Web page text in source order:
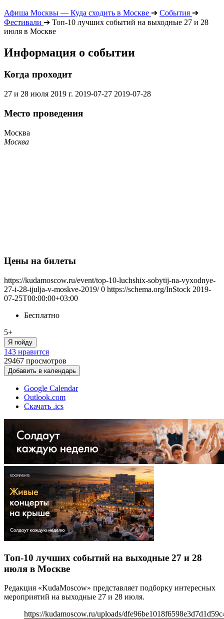
Афиша Москвы — Куда сходить в Москве ➔ События ➔
Фестивали ➔ Топ-10 лучших событий на выходные 27 и 28
июля в Москве
Информация о событии
Когда проходит
27 и 28 июля 2019 г. 2019-07-27 2019-07-28
Место проведения
Москва
Москва
Цены на билеты
https://kudamoscow.ru/event/top-10-luchshix-sobytij-na-vyxodnye-
27-i-28-ijulja-v-moskve-2019/ 0 https://schema.org/InStock 2019-
07-25T00:00:00+03:00
Бесплатно
5+
Я пойду
143 нравится
29467 просмотров
Добавить в календарь
Google Calendar
Outlook.com
Скачать .ics
Топ-10 лучших событий на выходные 27 и 28
июля в Москве
Редакция «KudaMoscow» представляет подборку интересных
мероприятий на выходные 27 и 28 июля.
https://kudamoscow.ru/uploads/